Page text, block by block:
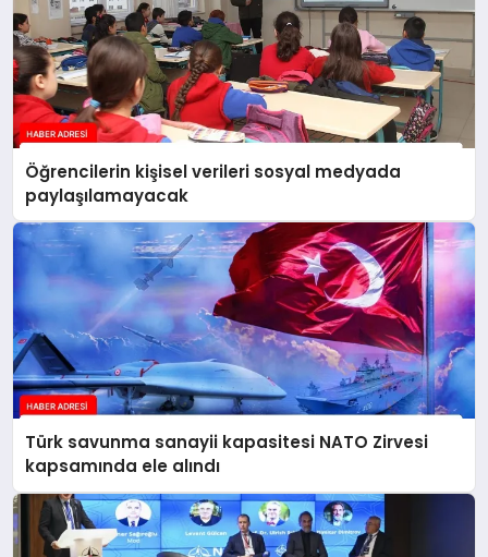
Öğrencilerin kişisel verileri sosyal medyada
paylaşılamayacak
Türk savunma sanayii kapasitesi NATO Zirvesi
kapsamında ele alındı